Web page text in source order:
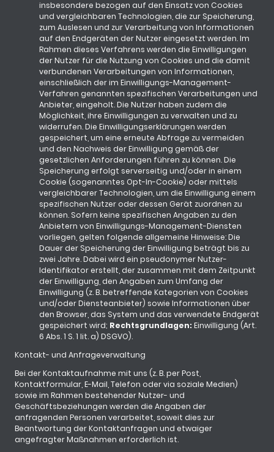
insbesondere bezogen auf den Einsatz von Cookies
und vergleichbaren Technologien, die zur Speicherung,
zum Auslesen und zur Verarbeitung von Informationen
auf den Endgeräten der Nutzer eingesetzt werden. Im
Rahmen dieses Verfahrens werden die Einwilligungen
der Nutzer für die Nutzung von Cookies und die damit
verbundenen Verarbeitungen von Informationen,
einschließlich der im Einwilligungs-Management-
Verfahren genannten spezifischen Verarbeitungen und
Anbieter, eingeholt. Die Nutzer haben zudem die
Möglichkeit, ihre Einwilligungen zu verwalten und zu
widerrufen. Die Einwilligungserklärungen werden
gespeichert, um eine erneute Abfrage zu vermeiden
und den Nachweis der Einwilligung gemäß der
gesetzlichen Anforderungen führen zu können. Die
Speicherung erfolgt serverseitig und/oder in einem
Cookie (sogenanntes Opt-In-Cookie) oder mittels
vergleichbarer Technologien, um die Einwilligung einem
spezifischen Nutzer oder dessen Gerät zuordnen zu
können. Sofern keine spezifischen Angaben zu den
Anbietern von Einwilligungs-Management-Diensten
vorliegen, gelten folgende allgemeine Hinweise: Die
Dauer der Speicherung der Einwilligung beträgt bis zu
zwei Jahre. Dabei wird ein pseudonymer Nutzer-
Identifikator erstellt, der zusammen mit dem Zeitpunkt
der Einwilligung, den Angaben zum Umfang der
Einwilligung (z. B. betreffende Kategorien von Cookies
und/oder Diensteanbieter) sowie Informationen über
den Browser, das System und das verwendete Endgerät
gespeichert wird; Rechtsgrundlagen: Einwilligung (Art.
6 Abs. 1 S. 1 lit. a) DSGVO).
Kontakt- und Anfrageverwaltung
Bei der Kontaktaufnahme mit uns (z. B. per Post,
Kontaktformular, E-Mail, Telefon oder via soziale Medien)
sowie im Rahmen bestehender Nutzer- und
Geschäftsbeziehungen werden die Angaben der
anfragenden Personen verarbeitet, soweit dies zur
Beantwortung der Kontaktanfragen und etwaiger
angefragter Maßnahmen erforderlich ist.